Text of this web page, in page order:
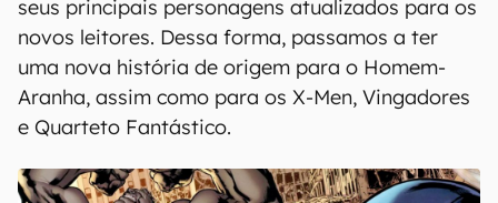
seus principais personagens atualizados para os
novos leitores. Dessa forma, passamos a ter
uma nova história de origem para o Homem-
Aranha, assim como para os X-Men, Vingadores
e Quarteto Fantástico.